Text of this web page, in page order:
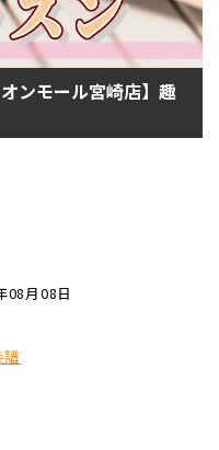
ンモール宮崎店】趣
08月08日
譜